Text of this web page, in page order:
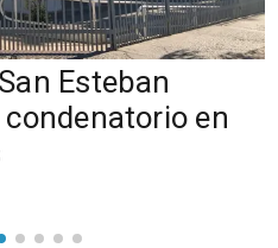
Esteban
en